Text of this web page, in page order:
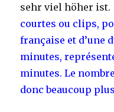
sehr viel höher
courtes ou clips,
française et d’une
minutes,
minutes. Le
donc beaucoup